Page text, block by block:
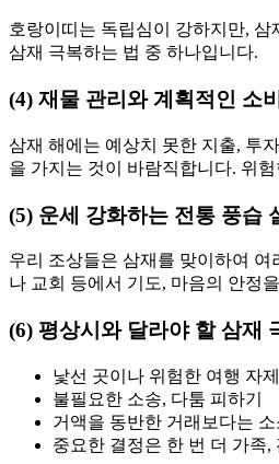
호랑이띠는 독립심이 강하지만,
삼재 극복하는 법 중 하나입니다.
(4) 재물 관리와 계획적인 소비
삼재 해에는 예상치 못한 지출, 투
을 가지는 것이 바람직합니다. 위
(5) 운세 강화하는 전통 풍습
우리 조상들은 삼재를 맞이하여
나 교회 등에서 기도, 마음의 안정
(6) 평상시와 달라야 할 삼재
낯선 곳이나 위험한 여행 자제
불필요한 소송, 다툼 피하기
거액을 동반한 거래보다는
중요한 결정은 한 번 더 가족,